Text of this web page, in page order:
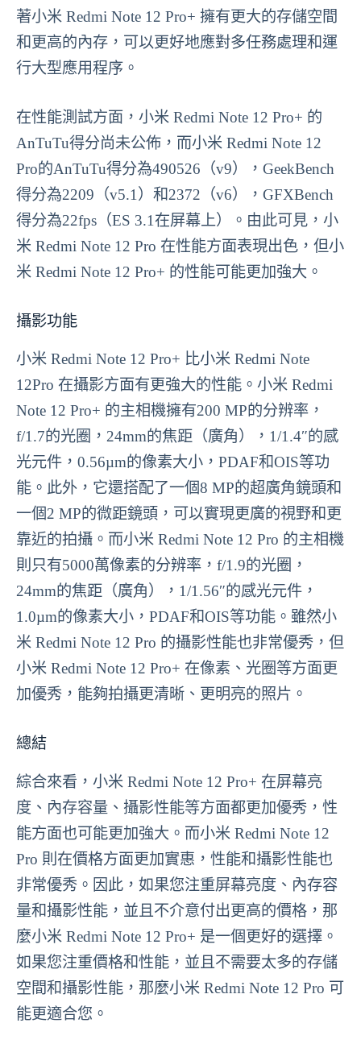
著小米 Redmi Note 12 Pro+ 擁有更大的存儲空間
和更高的內存，可以更好地應對多任務處理和運
行大型應用程序。
在性能測試方面，小米 Redmi Note 12 Pro+ 的
AnTuTu得分尚未公佈，而小米 Redmi Note 12
Pro的AnTuTu得分為490526（v9），GeekBench
得分為2209（v5.1）和2372（v6），GFXBench
得分為22fps（ES 3.1在屏幕上）。由此可見，小
米 Redmi Note 12 Pro 在性能方面表現出色，但小
米 Redmi Note 12 Pro+ 的性能可能更加強大。
攝影功能
小米 Redmi Note 12 Pro+ 比小米 Redmi Note
12Pro 在攝影方面有更強大的性能。小米 Redmi
Note 12 Pro+ 的主相機擁有200 MP的分辨率，
f/1.7的光圈，24mm的焦距（廣角），1/1.4″的感
光元件，0.56µm的像素大小，PDAF和OIS等功
能。此外，它還搭配了一個8 MP的超廣角鏡頭和
一個2 MP的微距鏡頭，可以實現更廣的視野和更
靠近的拍攝。而小米 Redmi Note 12 Pro 的主相機
則只有5000萬像素的分辨率，f/1.9的光圈，
24mm的焦距（廣角），1/1.56″的感光元件，
1.0µm的像素大小，PDAF和OIS等功能。雖然小
米 Redmi Note 12 Pro 的攝影性能也非常優秀，但
小米 Redmi Note 12 Pro+ 在像素、光圈等方面更
加優秀，能夠拍攝更清晰、更明亮的照片。
總結
綜合來看，小米 Redmi Note 12 Pro+ 在屏幕亮
度、內存容量、攝影性能等方面都更加優秀，性
能方面也可能更加強大。而小米 Redmi Note 12
Pro 則在價格方面更加實惠，性能和攝影性能也
非常優秀。因此，如果您注重屏幕亮度、內存容
量和攝影性能，並且不介意付出更高的價格，那
麼小米 Redmi Note 12 Pro+ 是一個更好的選擇。
如果您注重價格和性能，並且不需要太多的存儲
空間和攝影性能，那麼小米 Redmi Note 12 Pro 可
能更適合您。